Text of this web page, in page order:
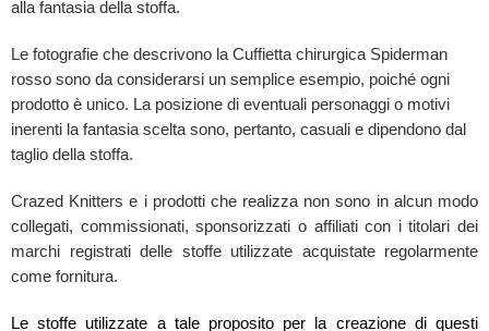
alla fantasia della stoffa.
Le fotografie che descrivono la Cuffietta chirurgica Spiderman
rosso sono da considerarsi un semplice esempio, poiché ogni
prodotto è unico. La posizione di eventuali personaggi o motivi
inerenti la fantasia scelta sono, pertanto, casuali e dipendono dal
taglio della stoffa.
Crazed Knitters e i prodotti che realizza non sono in alcun modo
collegati, commissionati, sponsorizzati o affiliati con i titolari dei
marchi registrati delle stoffe utilizzate acquistate regolarmente
come fornitura.
Le stoffe utilizzate a tale proposito per la creazione di questi